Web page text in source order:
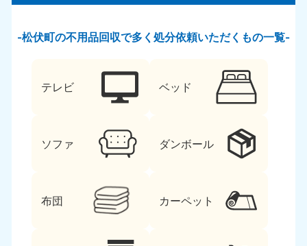
松伏町の不用品回収で多く処分依頼いただくもの一覧
テレビ ベッド
ソファ ダンボール
布団 カーペット